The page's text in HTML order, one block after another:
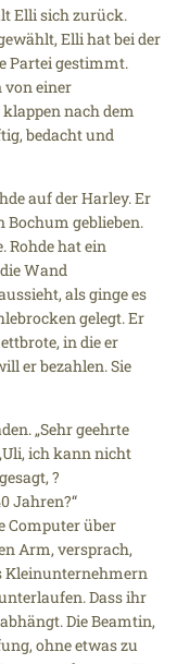
Elli sich zurück.
Elli hat bei der
Partei gestimmt.
von einer
nach dem
bedacht und
auf der Harley. Er
Bochum geblieben.
Rohde hat ein
Wand
als ginge es
gelegt. Er
in die er
er bezahlen. Sie
„Sehr geehrte
ich kann nicht
?
Jahren?“
Computer über
Arm, versprach,
Kleinunternehmern
Dass ihr
Die Beamtin,
ohne etwas zu